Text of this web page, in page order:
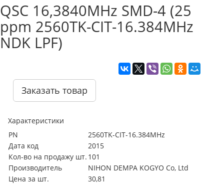
QSC 16,3840MHz SMD-4 (25
ppm 2560TK-CIT-16.384MHz
NDK LPF)
Заказать товар
Характеристики
PN
2560TK-CIT-16.384MHz
Дата код
2015
Кол-во на продажу шт. 101
Производитель
NIHON DEMPA KOGYO Co, Ltd
Цена за шт.
30,81